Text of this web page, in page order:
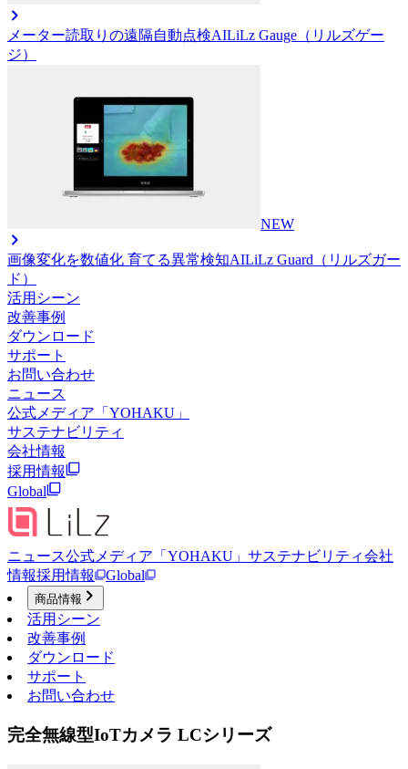
メーター読取りの遠隔自動点検AILiLz Gauge（リルズゲー
ジ）
NEW
画像変化を数値化 育てる異常検知AILiLz Guard（リルズガー
ド）
活用シーン
改善事例
ダウンロード
サポート
お問い合わせ
ニュース
公式メディア「YOHAKU」
サステナビリティ
会社情報
採用情報
Global
ニュース公式メディア「YOHAKU」 サステナビリティ会社
情報採用情報 Global
商品情報
活用シーン
改善事例
ダウンロード
サポート
お問い合わせ
完全無線型IoTカメラ LCシリーズ